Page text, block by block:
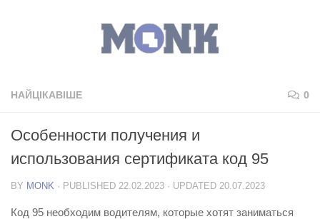
НАЙЦІКАВІШЕ 0
Особенности получения и
использования сертификата код 95
BY MONK · PUBLISHED 22.02.2023 · UPDATED 20.07.2023
Код 95 необходим водителям, которые хотят заниматься